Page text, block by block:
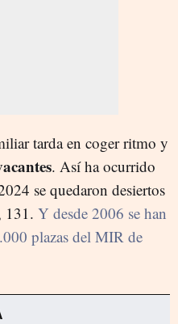
tarda en coger ritmo y
. Así ha ocurrido
se quedaron desiertos
131. Y desde 2006 se han
plazas del MIR de